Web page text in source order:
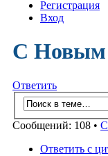
Регистрация
Вход
С Новым
Ответить
Сообщений: 108 •
Ответить с